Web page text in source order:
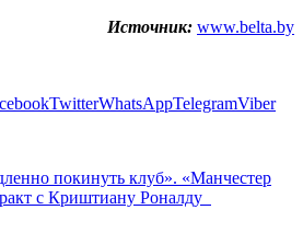
Источник: www.belta.by
TwitterWhatsAppTelegramViber
покинуть клуб». «Манчестер
с Криштиану Роналду